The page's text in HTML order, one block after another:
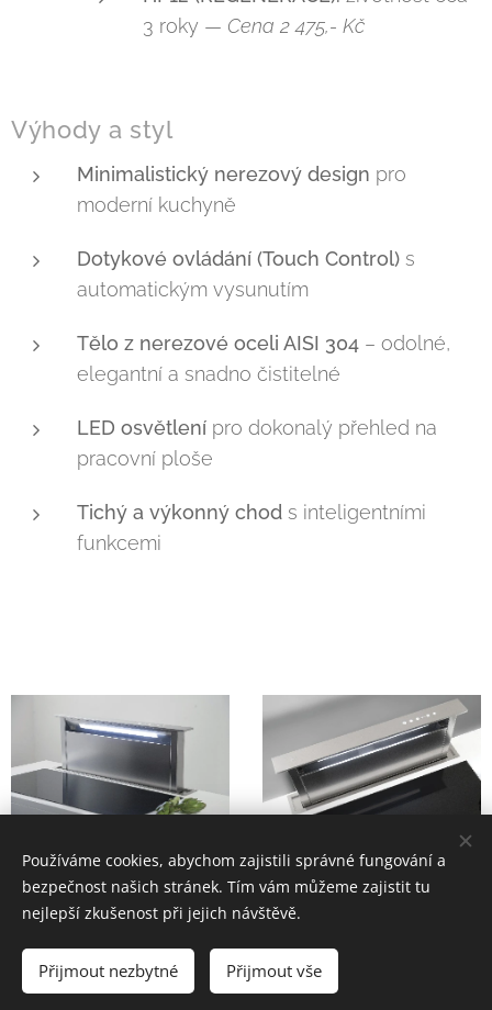
3 roky — Cena 2 475,- Kč
Výhody a styl
Minimalistický nerezový design pro
moderní kuchyně
Dotykové ovládání (Touch Control) s
automatickým vysunutím
Tělo z nerezové oceli AISI 304 – odolné,
elegantní a snadno čistitelné
LED osvětlení pro dokonalý přehled na
pracovní ploše
Tichý a výkonný chod s inteligentními
funkcemi
IČO: 26970007 Cookies
Používáme cookies, abychom zajistili správné fungování a
bezpečnost našich stránek. Tím vám můžeme zajistit tu
nejlepší zkušenost při jejich návštěvě.
Přijmout nezbytné Přijmout vše